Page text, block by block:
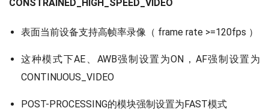
CONSTRAINED_HIGH_SPEED_VIDEO
表面当前设备支持高帧率录像（ frame rate >=120fps ）
这种模式下AE、AWB强制设置为ON，AF强制设置为
CONTINUOUS_VIDEO
POST-PROCESSING的模块强制设置为FAST模式